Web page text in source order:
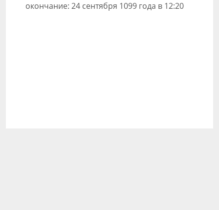
окончание: 24 сентября 1099 года в 12:20